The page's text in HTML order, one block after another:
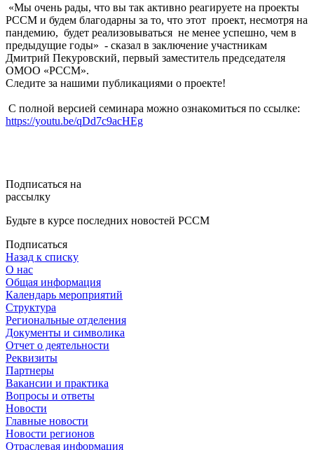
«Мы очень рады, что вы так активно реагируете на проекты
РССМ и будем благодарны за то, что этот проект, несмотря на
пандемию, будет реализовываться не менее успешно, чем в
предыдущие годы» - сказал в заключение участникам
Дмитрий Пекуровский, первый заместитель председателя
ОМОО «РССМ».
Следите за нашими публикациями о проекте!
С полной версией семинара можно ознакомиться по ссылке:
https://youtu.be/qDd7c9acHEg
Подписаться на
рассылку
Будьте в курсе последних новостей РССМ
Подписаться
Назад к списку
О нас
Общая информация
Календарь мероприятий
Структура
Региональные отделения
Документы и символика
Отчет о деятельности
Реквизиты
Партнеры
Вакансии и практика
Вопросы и ответы
Новости
Главные новости
Новости регионов
Отраслевая информация